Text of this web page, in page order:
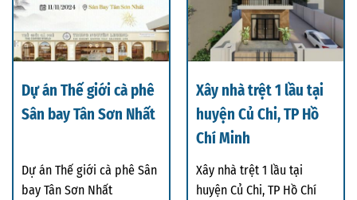
Dự án Thế giới cà phê
Sân bay Tân Sơn Nhất
Dự án Thế giới cà phê Sân
bay Tân Sơn Nhất
Xây nhà trệt 1 lầu tại
huyện Củ Chi, TP Hồ
Chí Minh
Xây nhà trệt 1 lầu tại
huyện Củ Chi, TP Hồ Chí